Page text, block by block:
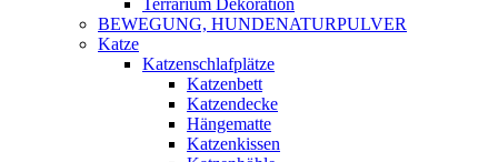
Terrarium Dekoration
BEWEGUNG, HUNDENATURPULVER
Katze
Katzenschlafplätze
Katzenbett
Katzendecke
Hängematte
Katzenkissen